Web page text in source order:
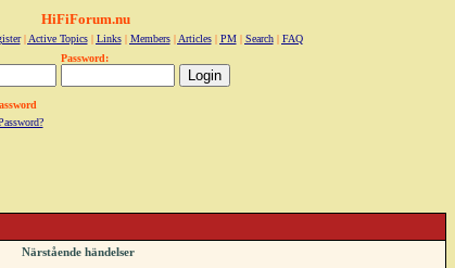
HiFiForum.nu
| Active Topics| Links| Members| Articles| PM| Search| FAQ
Password:
Närstående händelser